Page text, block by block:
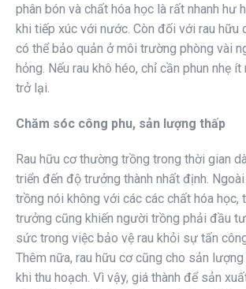
phân bón và chất hóa học là rất nhanh hư
khi tiếp xúc với nước. Còn đối với rau hữu
có thể bảo quản ở môi trường phòng vài
hỏng. Nếu rau khô héo, chỉ cần phun nhẹ
trở lại.
Chăm sóc công phu, sản lượng thấp
Rau hữu cơ thường trồng trong thời gian
triển đến độ trưởng thành nhất định.
trồng nói không với các các chất hóa học,
trưởng cũng khiến người trồng phải đầu
sức trong việc bảo vệ rau khỏi sự tấn
Thêm nữa, rau hữu cơ cũng cho sản lượng
khi thu hoạch. Vì vậy, giá thành để sản